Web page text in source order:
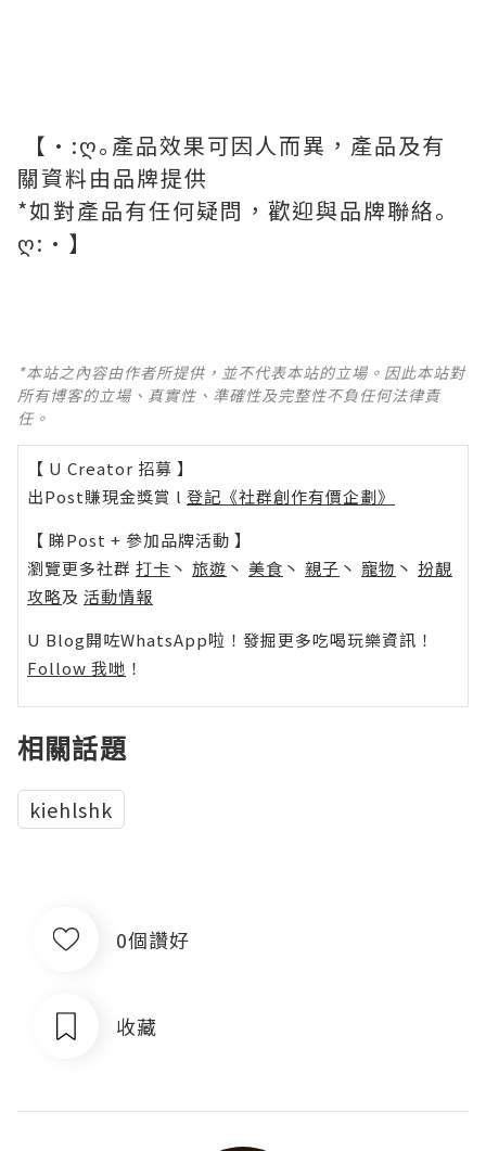
【•:ღ｡ 產品效果可因人而異， 產品及有
關資料由品牌提供
*如對產品有任何疑問，歡迎與品牌聯絡｡
ღ:•】
*本站之內容由作者所提供，並不代表本站的立場。因此本站對
所有博客的立場、真實性、準確性及完整性不負任何法律責
任。
【 U Creator 招募 】
出Post賺現金獎賞 l 登記《社群創作有價企劃》
【 睇Post + 參加品牌活動 】
瀏覽更多社群 打卡 丶 旅遊 丶 美食 丶 親子 丶 寵物 丶 扮靚
攻略及 活動情報
U Blog開咗WhatsApp啦！發掘更多吃喝玩樂資訊！
Follow 我哋 ！
相關話題
kiehlshk
0個讚好
收藏